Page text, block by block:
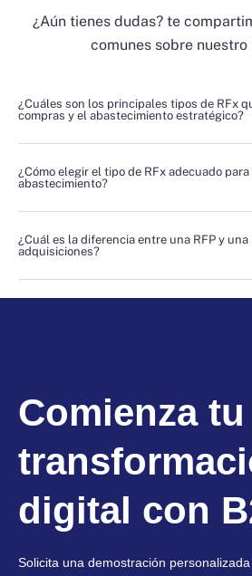
¿Aún tienes dudas? te
comunes sobre
¿Cuáles son los principales tipos de RFx
compras y el abastecimiento estratégico?
¿Cómo elegir el tipo de RFx adecuado
abastecimiento?
¿Cuál es la diferencia entre una RFP y una
adquisiciones?
Comienza tu
digital con
Solicita una demostración